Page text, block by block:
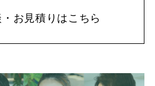
・お見積りはこちら